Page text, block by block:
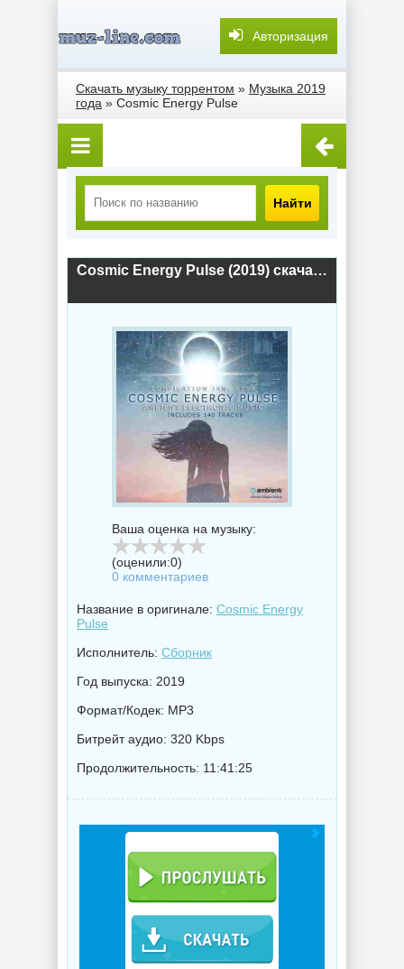
Авторизация
Скачать музыку торрентом » Музыка 2019
года » Cosmic Energy Pulse
Найти
Cosmic Energy Pulse (2019) скачать торрент
Ваша оценка на музыку:
(оценили:0)
0 комментариев
Название в оригинале: Cosmic Energy
Pulse
Исполнитель: Сборник
Год выпуска: 2019
Формат/Кодек: MP3
Битрейт аудио: 320 Kbps
Продолжительность: 11:41:25